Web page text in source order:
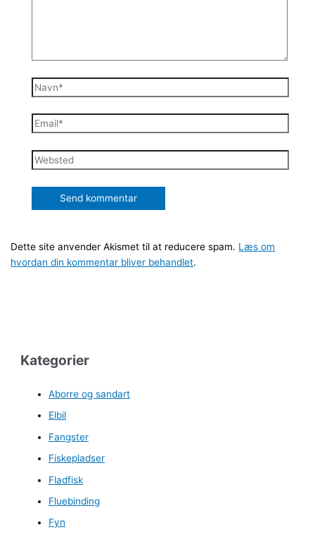
Navn*
Email*
Websted
Dette site anvender Akismet til at reducere spam. Læs om
hvordan din kommentar bliver behandlet.
Kategorier
Aborre og sandart
Elbil
Fangster
Fiskepladser
Fladfisk
Fluebinding
Fyn